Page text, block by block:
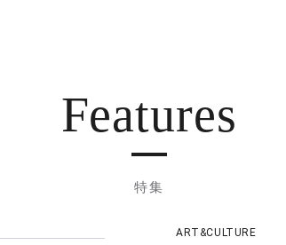
Features
特集
ART&CULTURE